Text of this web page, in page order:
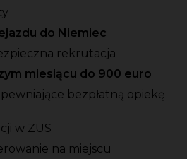
do Niemiec
rekrutacja
miesiącu do 900 euro
bezpłatną opiekę
w ZUS
na miejscu